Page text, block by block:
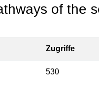
of the
Zugriffe
530